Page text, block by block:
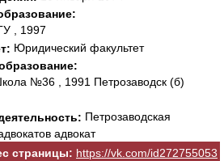
, 1997
Юридический факультет
№36 , 1991 Петрозаводск (б)
Петрозаводская
адвокат
страницы: https://vk.com/id272755053